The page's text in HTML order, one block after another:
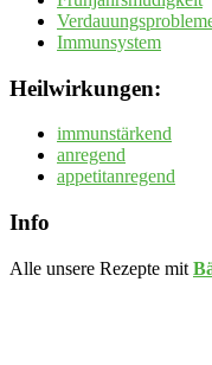
Immunsystem
Heilwirkungen:
immunstärkend
anregend
appetitanregend
Info
Alle unsere Rezepte mit